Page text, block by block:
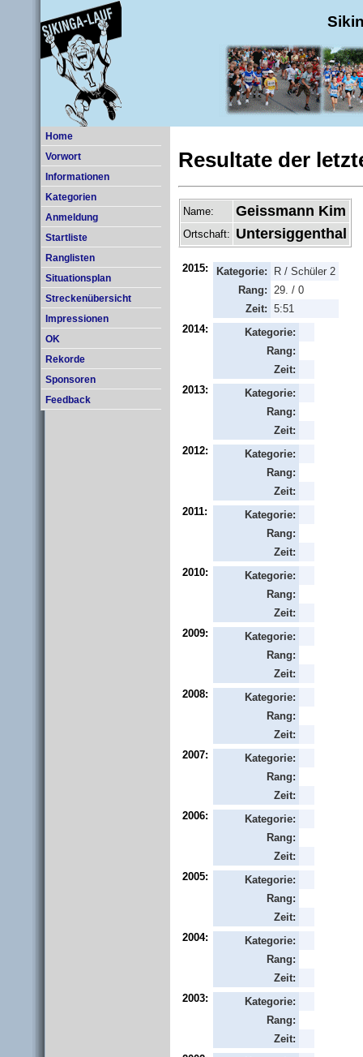
Home
Vorwort
Informationen
Kategorien
Anmeldung
Startliste
Ranglisten
Situationsplan
Streckenübersicht
Impressionen
OK
Rekorde
Sponsoren
Feedback
Resultate der
Name: Geissmann Kim
Ortschaft: Untersiggenthal
2015: Kategorie:
R / Schüler 2
Rang:
29. / 0
Zeit: 5:51
2014:
Kategorie:
Rang:
Zeit:
2013:
Kategorie:
Rang:
Zeit:
2012:
Kategorie:
Rang:
Zeit:
2011:
Kategorie:
Rang:
Zeit:
2010:
Kategorie:
Rang:
Zeit:
2009:
Kategorie:
Rang:
Zeit:
2008:
Kategorie:
Rang:
Zeit:
2007:
Kategorie:
Rang:
Zeit:
2006:
Kategorie:
Rang:
Zeit:
2005:
Kategorie:
Rang:
Zeit:
2004:
Kategorie:
Rang:
Zeit:
2003:
Kategorie:
Rang:
Zeit: